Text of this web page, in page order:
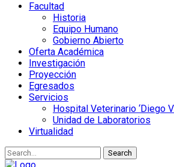
Facultad
Historia
Equipo Humano
Gobierno Abierto
Oferta Académica
Investigación
Proyección
Egresados
Servicios
Hospital Veterinario ‘Diego
Unidad de Laboratorios
Virtualidad
Search